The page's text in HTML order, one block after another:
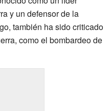
y un defensor de la
también ha sido criticado
como el bombardeo de